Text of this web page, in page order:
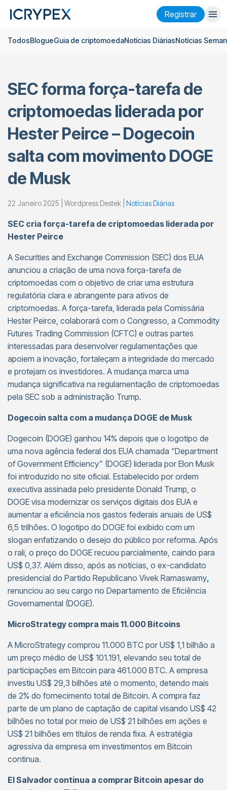
Registrar
Entrar Registrar
Empresa
Pesquisar
Ajuda
Futuros x50
TodosBlogueGuia de criptomoedaNotícias DiáriasNotícias
SEC forma força-tarefa de
criptomoedas liderada por
Hester Peirce – Dogecoin
salta com movimento DOGE
de Musk
22 Janeiro 2025 | Wordpress Destek | Notícias Diárias
SEC cria força-tarefa de criptomoedas liderada por
Hester Peirce
A Securities and Exchange Commission (SEC) dos EUA
anunciou a criação de uma nova força-tarefa de
criptomoedas com o objetivo de criar uma estrutura
regulatória clara e abrangente para ativos de
criptomoedas. A força-tarefa, liderada pela Comissária
Hester Peirce, colaborará com o Congresso, a Commodity
Futures Trading Commission (CFTC) e outras partes
interessadas para desenvolver regulamentações que
apoiem a inovação, fortaleçam a integridade do mercado
e protejam os investidores. A mudança marca uma
mudança significativa na regulamentação de criptomoedas
pela SEC sob a administração Trump.
Dogecoin salta com a mudança DOGE de Musk
Dogecoin (DOGE) ganhou 14% depois que o logotipo de
uma nova agência federal dos EUA chamada “Department
of Government Efficiency” (DOGE) liderada por Elon Musk
foi introduzido no site oficial. Estabelecido por ordem
executiva assinada pelo presidente Donald Trump, o
DOGE visa modernizar os serviços digitais dos EUA e
aumentar a eficiência nos gastos federais anuais de US$
6,5 trilhões. O logotipo do DOGE foi exibido com um
slogan enfatizando o desejo do público por reforma. Após
o rali, o preço do DOGE recuou parcialmente, caindo para
US$ 0,37. Além disso, após as notícias, o ex-candidato
presidencial do Partido Republicano Vivek Ramaswamy,
renunciou ao seu cargo no Departamento de Eficiência
Governamental (DOGE).
MicroStrategy compra mais 11.000 Bitcoins
A MicroStrategy comprou 11.000 BTC por US$ 1,1 bilhão a
um preço médio de US$ 101.191, elevando seu total de
participações em Bitcoin para 461.000 BTC. A empresa
investiu US$ 29,3 bilhões até o momento, detendo mais
de 2% do fornecimento total de Bitcoin. A compra faz
parte de um plano de captação de capital visando US$ 42
bilhões no total por meio de US$ 21 bilhões em ações e
US$ 21 bilhões em títulos de renda fixa. A estratégia
agressiva da empresa em investimentos em Bitcoin
continua.
El Salvador continua a comprar Bitcoin apesar do